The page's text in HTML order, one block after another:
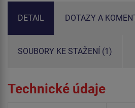
DETAIL DOTAZY A
SOUBORY KE STAŽENÍ (1)
Technické údaje